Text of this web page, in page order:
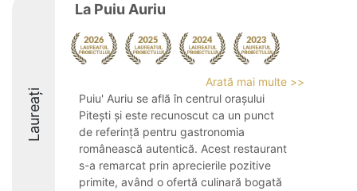
Laureați
La Puiu Auriu
Arată mai multe >>
Puiu' Auriu se află în centrul orașului
Pitești și este recunoscut ca un punct
de referință pentru gastronomia
românească autentică. Acest restaurant
s-a remarcat prin aprecierile pozitive
primite, având o ofertă culinară bogată